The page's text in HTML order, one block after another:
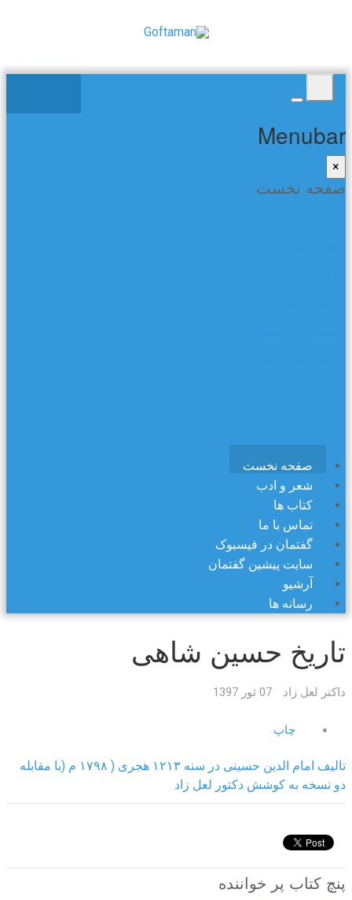
Menubar
×
صفحه نخست
صفحه نخست
شعر و ادب
کتاب ها
تماس با ما
گفتمان در فیسبوک
سایت پیشین گفتمان
آرشیو
رسانه ها
تاریخ حسین شاهی
داکتر لعل زاد 07 ثور 1397
چاپ
تالیف امام الدین حسینی در سنه ۱۲۱۳ هجری ( ۱۷۹۸ م )با مقابله
دو نسخه به کوشش دکتور لعل زاد
پنچ کتاب پر خواننده